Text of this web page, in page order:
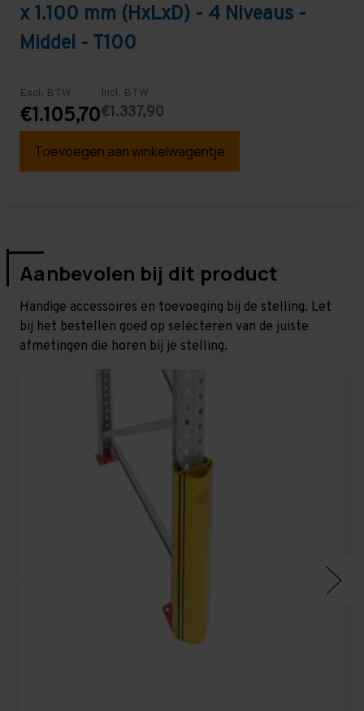
x 1.100 mm (HxLxD) - 4 Niveaus -
Middel - T100
Excl. BTW
€1.105,70
Incl. BTW
€1.337,90
Toevoegen aan winkelwagentje
Aanbevolen bij dit product
Handige accessoires en toevoeging bij de stelling. Let
bij het bestellen goed op selecteren van de juiste
afmetingen die horen bij je stelling.